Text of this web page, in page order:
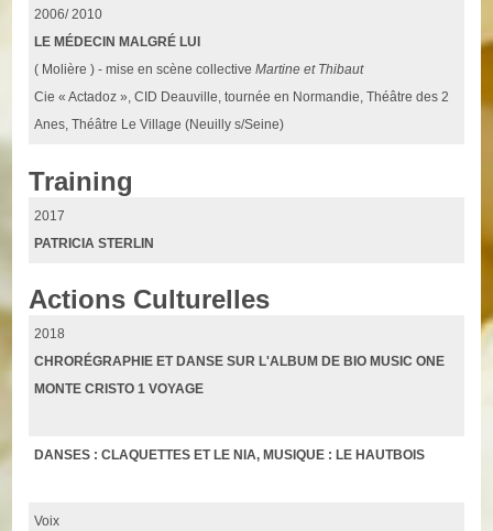
2006/ 2010
LE MÉDECIN MALGRÉ LUI
( Molière ) - mise en scène collectiveMartine et Thibaut
Cie « Actadoz », CID Deauville, tournée en Normandie, Théâtre des 2
Anes, Théâtre Le Village (Neuilly s/Seine)
Training
2017
PATRICIA STERLIN
Actions Culturelles
2018
CHRORÉGRAPHIE ET DANSE SUR L'ALBUM DE BIO MUSIC ONE
MONTE CRISTO 1 VOYAGE
DANSES : CLAQUETTES ET LE NIA, MUSIQUE : LE HAUTBOIS
Voix